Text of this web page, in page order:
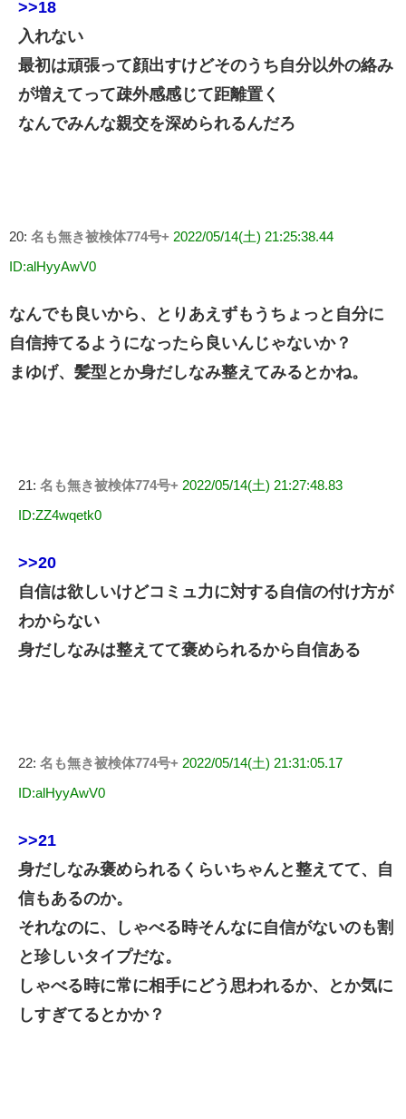
>>18
入れない
最初は頑張って顔出すけどそのうち自分以外の絡み
が増えてって疎外感感じて距離置く
なんでみんな親交を深められるんだろ
20: 名も無き被検体774号+ 2022/05/14(土) 21:25:38.44
ID:alHyyAwV0
なんでも良いから、とりあえずもうちょっと自分に
自信持てるようになったら良いんじゃないか？
まゆげ、髪型とか身だしなみ整えてみるとかね。
21: 名も無き被検体774号+ 2022/05/14(土) 21:27:48.83
ID:ZZ4wqetk0
>>20
自信は欲しいけどコミュ力に対する自信の付け方が
わからない
身だしなみは整えてて褒められるから自信ある
22: 名も無き被検体774号+ 2022/05/14(土) 21:31:05.17
ID:alHyyAwV0
>>21
身だしなみ褒められるくらいちゃんと整えてて、自
信もあるのか。
それなのに、しゃべる時そんなに自信がないのも割
と珍しいタイプだな。
しゃべる時に常に相手にどう思われるか、とか気に
しすぎてるとかか？